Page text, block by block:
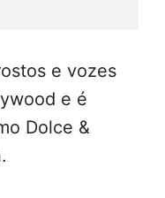
e vozes
e é
Dolce &